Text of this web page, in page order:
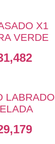
X1
VERDE
LABRADO